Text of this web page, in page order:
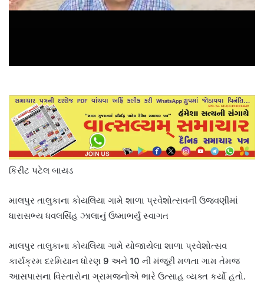
કિરીટ પટેલ બાયડ
માલપુર તાલુકાના કોયલિયા ગામે શાળા પ્રવેશોત્સવની ઉજવણીમાં
ધારાસભ્ય ધવલસિંહ ઝાલાનું ઉષ્માભર્યું સ્વાગત
માલપુર તાલુકાના કોયલિયા ગામે યોજાયેલા શાળા પ્રવેશોત્સવ
કાર્યક્રમ દરમિયાન ધોરણ 9 અને 10 ની મંજૂરી મળતા ગામ તેમજ
આસપાસના વિસ્તારોના ગ્રામજનોએ ભારે ઉત્સાહ વ્યક્ત કર્યો હતો.